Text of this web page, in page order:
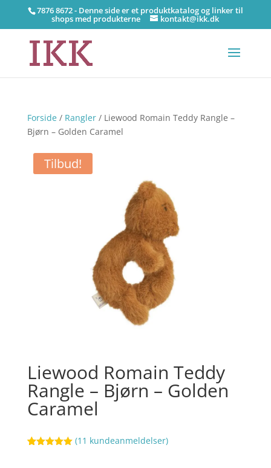
7876 8672 - Denne side er et produktkatalog og linker til
shops med produkterne kontakt@ikk.dk
Forside/ Rangler/ Liewood Romain Teddy Rangle –
Bjørn – Golden Caramel
Tilbud!
Liewood Romain Teddy
Rangle – Bjørn – Golden
Caramel
(11 kundeanmeldelser)